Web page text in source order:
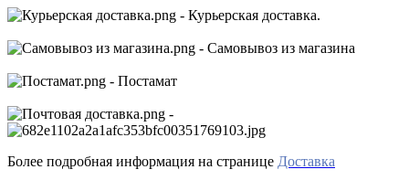
- Курьерская доставка.
- Самовывоз из магазина
- Постамат
-
Более подробная информация на странице Доставка